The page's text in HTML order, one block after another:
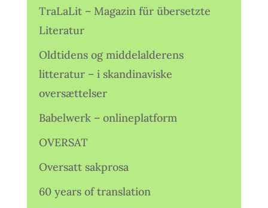
TraLaLit – Magazin für übersetzte
Literatur
Oldtidens og middelalderens
litteratur – i skandinaviske
oversættelser
Babelwerk – onlineplatform
OVERSAT
Oversatt sakprosa
60 years of translation